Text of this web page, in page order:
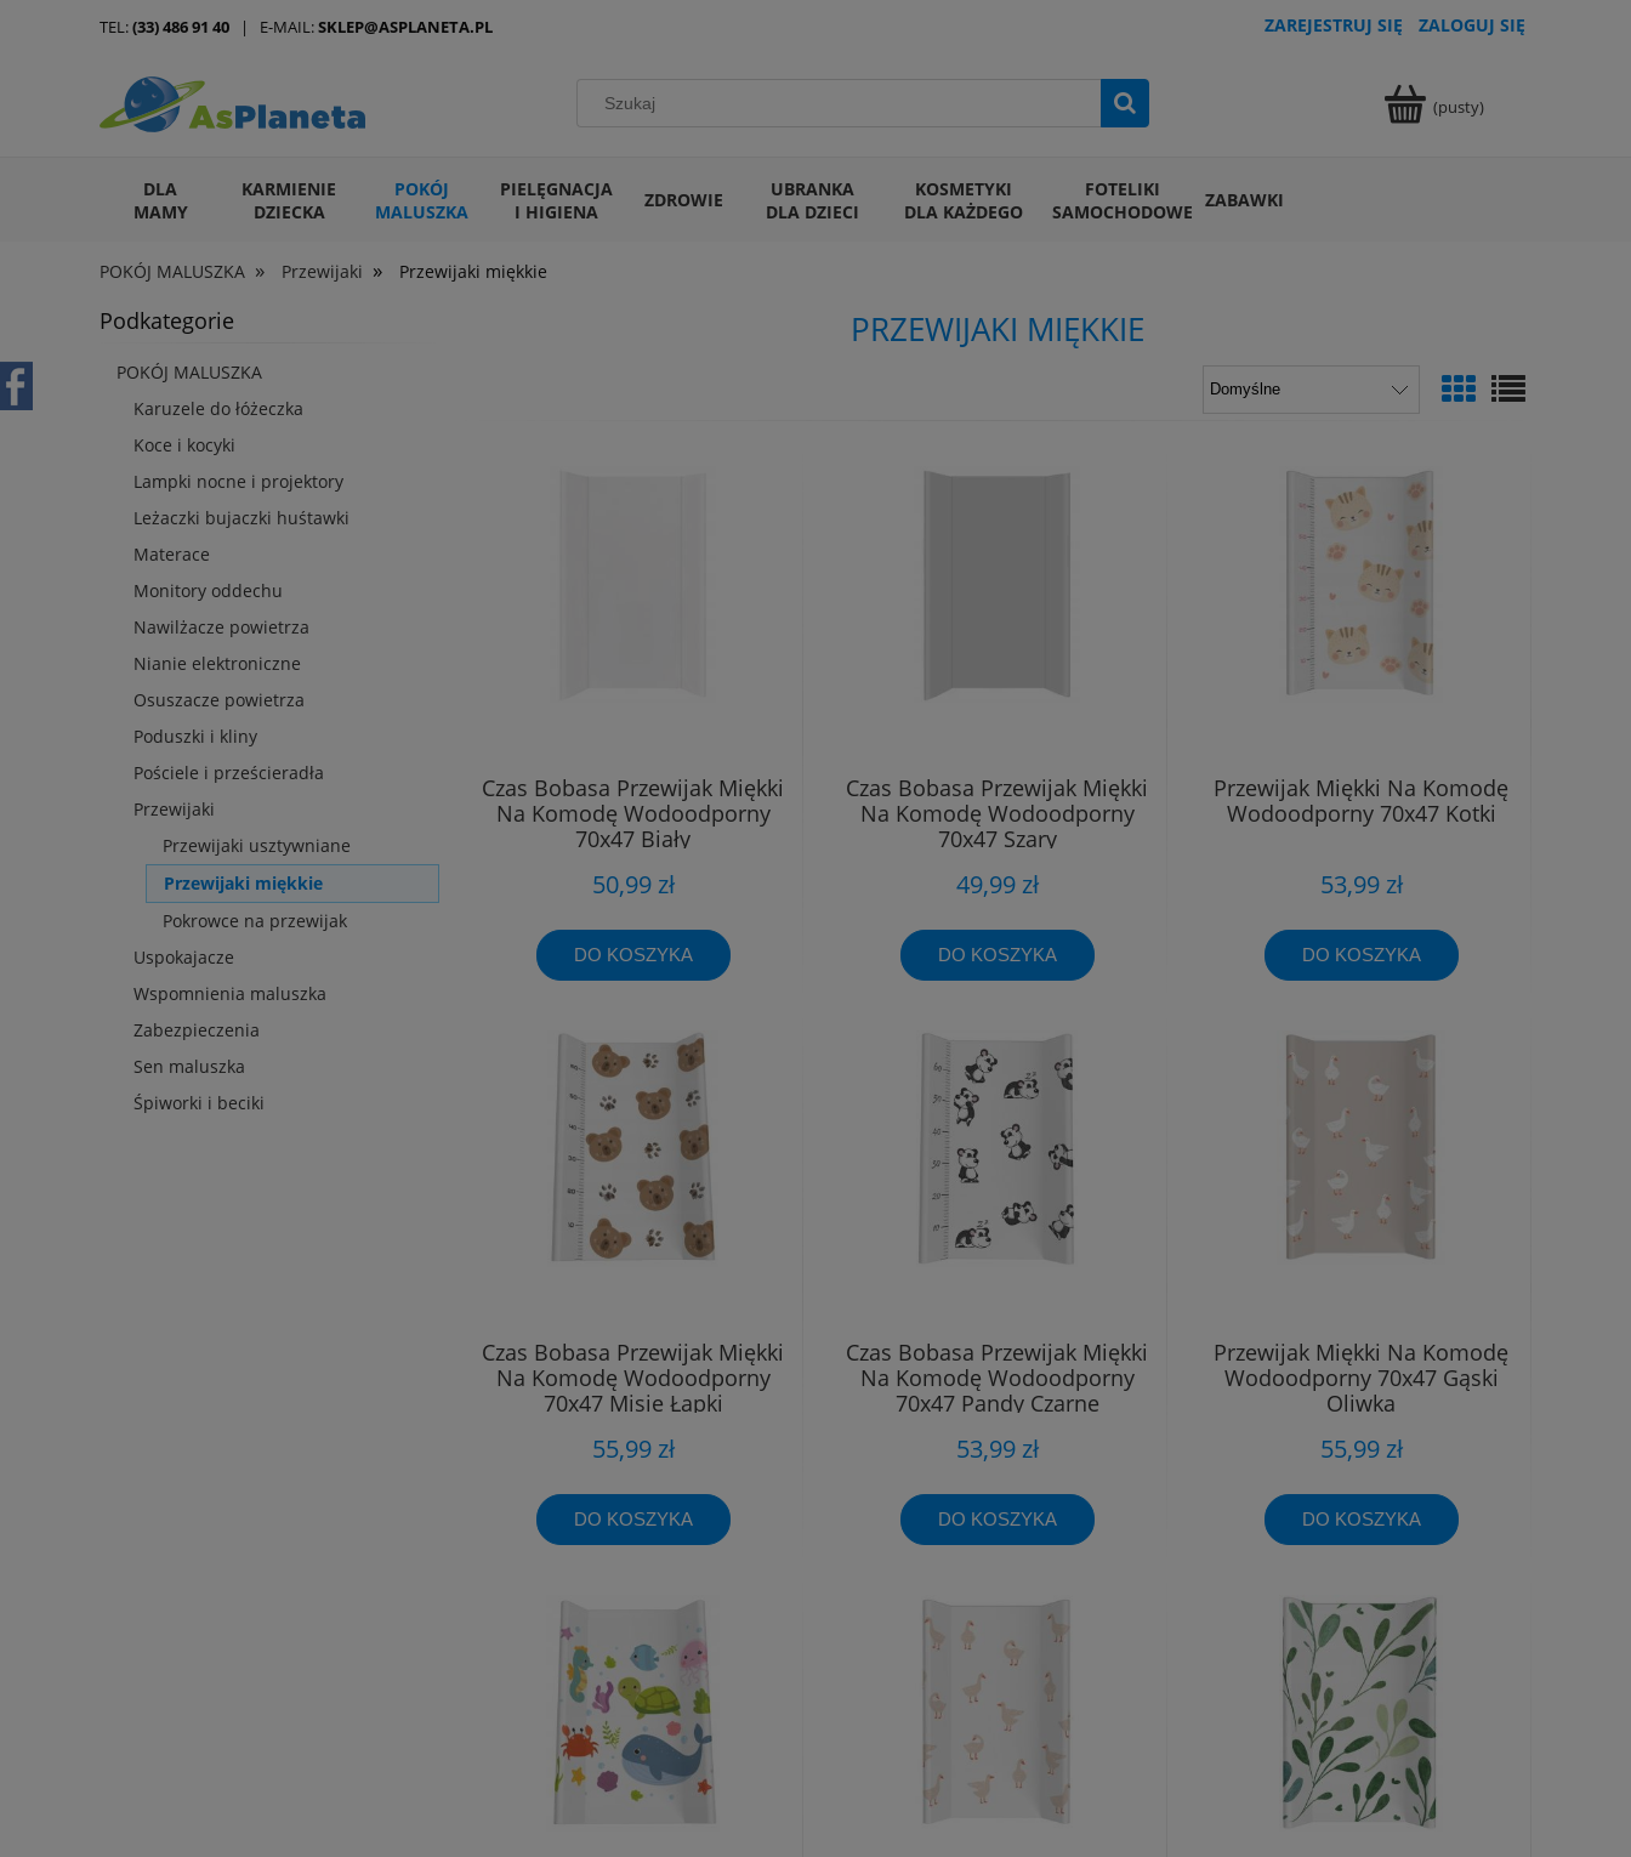
ZAREJESTRUJ SIĘ ZALOGUJ SIĘ
(pusty)
DLA
MAMY
KARMIENIE
DZIECKA
POKÓJ
MALUSZKA
PIELĘGNACJA
I HIGIENA
ZDROWIE
UBRANKA
DLA DZIECI
KOSMETYKI
DLA KAŻDEGO
FOTELIKI
SAMOCHODOWE ZABAWKI
ARTYKUŁY DLA ZWIERZĄT
POKÓJ MALUSZKA » Przewijaki » Przewijaki miękkie
TEL:(33) 486 91 40 | E-MAIL:SKLEP@ASPLANETA.PL
Podkategorie
POKÓJ MALUSZKA
Karuzele do łóżeczka
Koce i kocyki
Lampki nocne i projektory
Leżaczki bujaczki huśtawki
Materace
Monitory oddechu
Nawilżacze powietrza
Nianie elektroniczne
Osuszacze powietrza
Poduszki i kliny
Pościele i prześcieradła
Przewijaki
Przewijaki usztywniane
Przewijaki miękkie
Pokrowce na przewijak
Uspokajacze
Wspomnienia maluszka
Zabezpieczenia
Sen maluszka
Śpiworki i beciki
PRZEWIJAKI MIĘKKIE
Czas Bobasa Przewijak Miękki
Na Komodę Wodoodporny
70x47 Biały
50,99 zł
DO KOSZYKA
Czas Bobasa Przewijak Miękki
Na Komodę Wodoodporny
70x47 Szary
49,99 zł
DO KOSZYKA
Przewijak Miękki Na Komodę
Wodoodporny 70x47 Kotki
53,99 zł
DO KOSZYKA
Czas Bobasa Przewijak Miękki
Na Komodę Wodoodporny
70x47 Misie Łapki
55,99 zł
DO KOSZYKA
Czas Bobasa Przewijak Miękki
Na Komodę Wodoodporny
70x47 Pandy Czarne
53,99 zł
DO KOSZYKA
Przewijak Miękki Na Komodę
Wodoodporny 70x47 Gąski
Oliwka
55,99 zł
DO KOSZYKA